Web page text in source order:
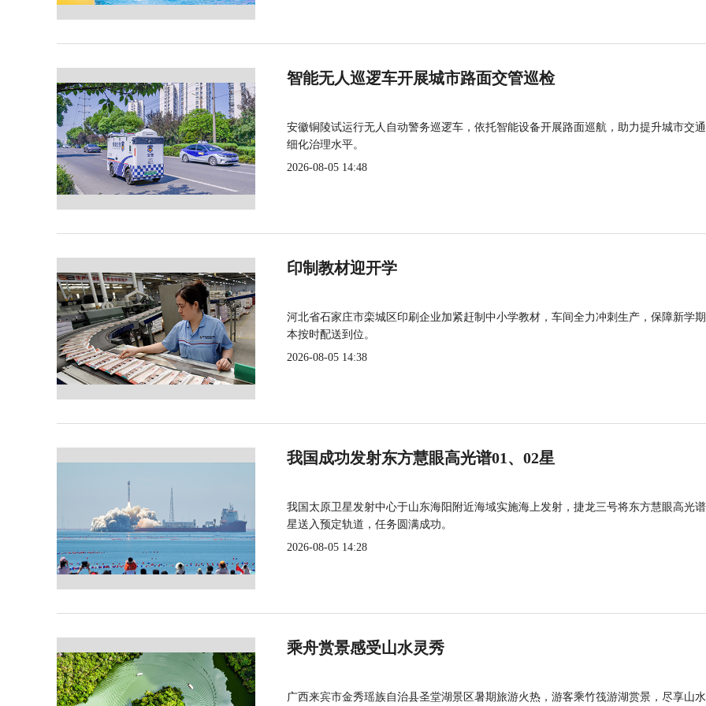
智能无人巡逻车开展城市路面交管巡检
安徽铜陵试运行无人自动警务巡逻车，依托智能设备开展路面巡航，助力提升城市交
细化治理水平。
2026-08-05 14:48
印制教材迎开学
河北省石家庄市栾城区印刷企业加紧赶制中小学教材，车间全力冲刺生产，保障新学
本按时配送到位。
2026-08-05 14:38
我国成功发射东方慧眼高光谱01、02星
我国太原卫星发射中心于山东海阳附近海域实施海上发射，捷龙三号将东方慧眼高光
星送入预定轨道，任务圆满成功。
2026-08-05 14:28
乘舟赏景感受山水灵秀
广西来宾市金秀瑶族自治县圣堂湖景区暑期旅游火热，游客乘竹筏游湖赏景，尽享山